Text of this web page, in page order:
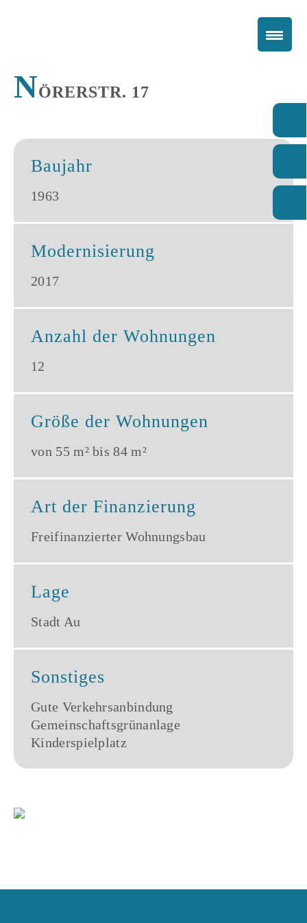
NÖRERSTR. 17
Baujahr
1963
Modernisierung
2017
Anzahl der Wohnungen
12
Größe der Wohnungen
von 55 m² bis 84 m²
Art der Finanzierung
Freifinanzierter Wohnungsbau
Lage
Stadt Au
Sonstiges
Gute Verkehrsanbindung
Gemeinschaftsgrünanlage
Kinderspielplatz